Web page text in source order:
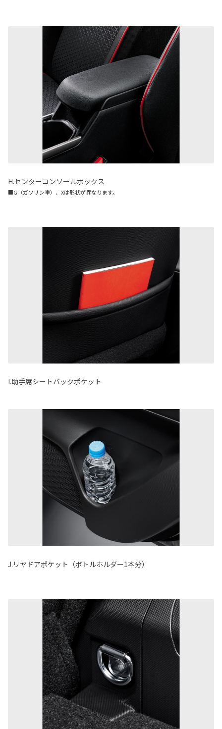
H.センターコンソールボックス
■G（ガソリン車）、Xは形状が異なります。
I.助手席シートバックポケット
J.リヤドアポケット（ボトルホルダー1本分）